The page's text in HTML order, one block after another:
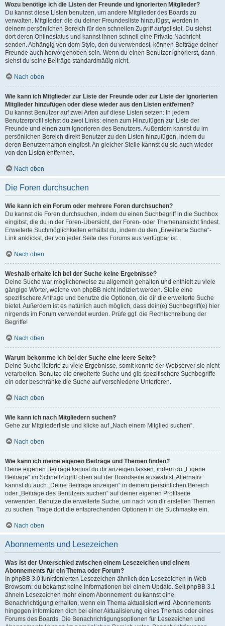
Wozu benötige ich die Listen der Freunde und ignorierten Mitglieder?
Du kannst diese Listen benutzen, um andere Mitglieder des Boards zu
verwalten. Mitglieder, die du deiner Freundesliste hinzufügst, werden in
deinem persönlichen Bereich für den schnellen Zugriff aufgelistet. Du siehst
dort deren Onlinestatus und kannst ihnen schnell eine Private Nachricht
senden. Abhängig von dem Style, den du verwendest, können Beiträge deiner
Freunde auch hervorgehoben sein. Wenn du einen Benutzer ignorierst, dann
siehst du seine Beiträge standardmäßig nicht.
Nach oben
Wie kann ich Mitglieder zur Liste der Freunde oder zur Liste der ignorierten
Mitglieder hinzufügen oder diese wieder aus den Listen entfernen?
Du kannst Benutzer auf zwei Arten auf diese Listen setzen: In jedem
Benutzerprofil siehst du zwei Links: einen zum Hinzufügen zur Liste der
Freunde und einen zum Ignorieren des Benutzers. Außerdem kannst du im
persönlichen Bereich direkt Benutzer zu den Listen hinzufügen, indem du
deren Benutzernamen eingibst. An gleicher Stelle kannst du sie auch wieder
von den Listen entfernen.
Nach oben
Die Foren durchsuchen
Wie kann ich ein Forum oder mehrere Foren durchsuchen?
Du kannst die Foren durchsuchen, indem du einen Suchbegriff in die Suchbox
eingibst, die du in der Foren-Übersicht, der Foren- oder Themenansicht findest.
Erweiterte Suchmöglichkeiten erhältst du, indem du den „Erweiterte Suche“-
Link anklickst, der von jeder Seite des Forums aus verfügbar ist.
Nach oben
Weshalb erhalte ich bei der Suche keine Ergebnisse?
Deine Suche war möglicherweise zu allgemein gehalten und enthielt zu viele
gängige Wörter, welche von phpBB nicht indiziert werden. Stelle eine
spezifischere Anfrage und benutze die Optionen, die dir die erweiterte Suche
bietet. Außerdem ist es natürlich auch möglich, dass dein(e) Suchbegriff(e) hier
nirgends im Forum verwendet wurden. Prüfe ggf. die Rechtschreibung der
Begriffe!
Nach oben
Warum bekomme ich bei der Suche eine leere Seite?
Deine Suche lieferte zu viele Ergebnisse, somit konnte der Webserver sie nicht
verarbeiten. Benutze die erweiterte Suche und gib spezifischere Suchbegriffe
ein oder beschränke die Suche auf verschiedene Unterforen.
Nach oben
Wie kann ich nach Mitgliedern suchen?
Gehe zur Mitgliederliste und klicke auf „Nach einem Mitglied suchen“.
Nach oben
Wie kann ich meine eigenen Beiträge und Themen finden?
Deine eigenen Beiträge kannst du dir anzeigen lassen, indem du „Eigene
Beiträge“ im Schnellzugriff oben auf der Boardseite auswählst. Alternativ
kannst du auch „Deine Beiträge anzeigen“ in deinem persönlichen Bereich
oder „Beiträge des Benutzers suchen“ auf deiner eigenen Profilseite
verwenden. Benutze die erweiterte Suche, um nach von dir erstellen Themen
zu suchen. Trage dort die entsprechenden Optionen in die Suchmaske ein.
Nach oben
Abonnements und Lesezeichen
Was ist der Unterschied zwischen einem Lesezeichen und einem
Abonnements für ein Thema oder Forum?
In phpBB 3.0 funktionierten Lesezeichen ähnlich den Lesezeichen in Web-
Browsern: du bekamst keine Informationen bei einem Update. Seit phpBB 3.1
ähneln Lesezeichen mehr einem Abonnement: du kannst eine
Benachrichtigung erhalten, wenn ein Thema aktualisiert wird. Abonnements
hingegen informieren dich bei einer Aktualisierung eines Themas oder eines
Forums des Boards. Die Benachrichtigungsoptionen für Lesezeichen und